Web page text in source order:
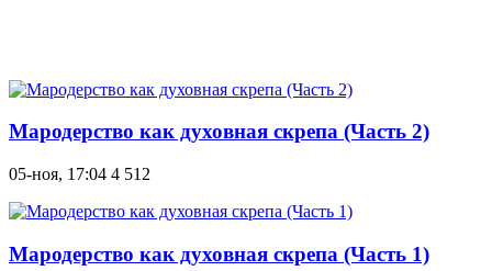
Мародерство как духовная скрепа (Часть 2)
05-ноя, 17:04 4 512
Мародерство как духовная скрепа (Часть 1)